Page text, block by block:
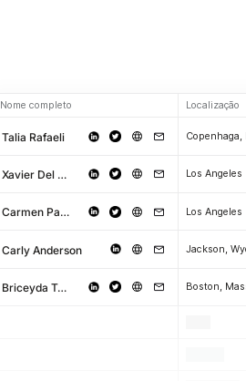
Nome completo Localização
Talia Rafaeli
Xavier Del Rosario Los Angeles
Carmen Palafox Los Angeles
Carly Anderson Jackson,
Briceyda Torres